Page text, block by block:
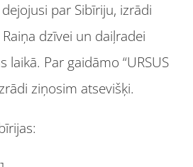
par Sibīriju, izrādi
dzīvei un daiļradei
laikā. Par gaidāmo “URSUS
ziņosim atsevišķi.